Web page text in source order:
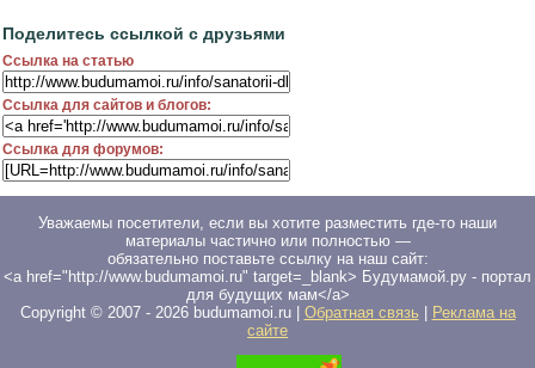
Поделитесь ссылкой с друзьями
Ссылка на статью
Ссылка для сайтов и блогов:
Ссылка для форумов:
Уважаемы посетители, если вы хотите разместить где-то наши
материалы частично или полностью —
обязательно поставьте ссылку на наш сайт:
<a href="http://www.budumamoi.ru" target=_blank> Будумамой.ру - портал
для будущих мам</a>
Copyright © 2007 - 2026budumamoi.ru | Обратная связь
Реклама на
сайте